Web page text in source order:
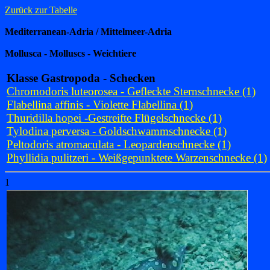
Zurück zur Tabelle
Mediterranean-Adria / Mittelmeer-Adria
Mollusca - Molluscs - Weichtiere
Klasse Gastropoda - Schecken
Chromodoris luteorosea - Gefleckte Sternschnecke (1)
Flabellina affinis - Violette Flabellina (1)
Thuridilla hopei -Gestreifte Flügelschnecke (1)
Tylodina perversa - Goldschwammschnecke (1)
Peltodoris atromaculata - Leopardenschnecke (1)
Phyllidia pulitzeri - Weißgepunktete Warzenschnecke (1)
1